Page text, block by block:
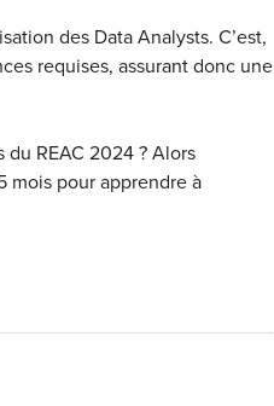
des Data Analysts. C’est,
requises, assurant donc une
REAC 2024 ? Alors
mois pour apprendre à